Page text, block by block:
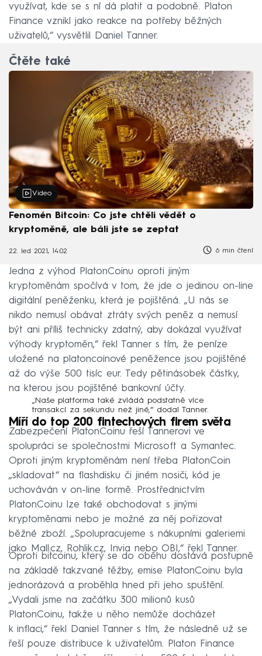
využívat, kde se s ní dá platit a podobně. Platon
Finance vznikl jako reakce na potřeby běžných
uživatelů,“ vysvětlil Daniel Tanner.
Čtěte také
Video
Fenomén Bitcoin: Co jste chtěli vědět o
kryptoměně, ale báli jste se zeptat
22. led 2021, 14:02 6 min čtení
Jedna z výhod PlatonCoinu oproti jiným
kryptoměnám spočívá v tom, že jde o jedinou on-line
digitální peněženku, která je pojištěná. „U nás se
nikdo nemusí obávat ztráty svých peněz a nemusí
být ani příliš technicky zdatný, aby dokázal využívat
výhody kryptoměn,“ řekl Tanner s tím, že peníze
uložené na platoncoinové peněžence jsou pojištěné
až do výše 500 tisíc eur. Tedy pětinásobek částky,
na kterou jsou pojištěné bankovní účty.
„Naše platforma také zvládá podstatně více
transakcí za sekundu než jiné,“ dodal Tanner.
Míří do top 200 fintechových firem světa
Zabezpečení PlatonCoinu řeší Tannerovi ve
spolupráci se společnostmi Microsoft a Symantec.
Oproti jiným kryptoměnám není třeba PlatonCoin
„skladovat“ na flashdisku či jiném nosiči, kód je
uchováván v on-line formě. Prostřednictvím
PlatonCoinu lze také obchodovat s jinými
kryptoměnami nebo je možné za něj pořizovat
běžné zboží. „Spolupracujeme s nákupními galeriemi
jako Mall.cz, Rohlik.cz, Invia nebo OBI,“ řekl Tanner.
Oproti bitcoinu, který se do oběhu dostává postupně
na základě takzvané těžby, emise PlatonCoinu byla
jednorázová a proběhla hned při jeho spuštění.
„Vydali jsme na začátku 300 milionů kusů
PlatonCoinu, takže u něho nemůže docházet
k inflaci,“ řekl Daniel Tanner s tím, že následně už se
řeší pouze distribuce k uživatelům. Platon Finance